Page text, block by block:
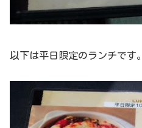
以下は平日限定のランチです。